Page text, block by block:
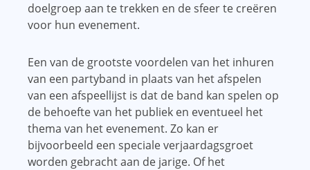
doelgroep aan te trekken en de sfeer te creëren
voor hun evenement.
Een van de grootste voordelen van het inhuren
van een partyband in plaats van het afspelen
van een afspeellijst is dat de band kan spelen op
de behoefte van het publiek en eventueel het
thema van het evenement. Zo kan er
bijvoorbeeld een speciale verjaardagsgroet
worden gebracht aan de jarige. Of het